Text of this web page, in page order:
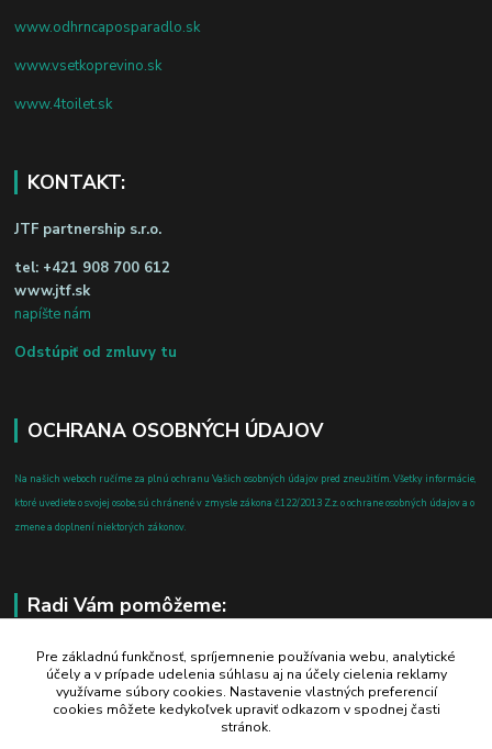
www.odhrncaposparadlo.sk
www.vsetkoprevino.sk
www.4toilet.sk
KONTAKT:
JTF partnership s.r.o.
tel: +421 908 700 612
www.jtf.sk
napíšte nám
Odstúpiť od zmluvy tu
OCHRANA OSOBNÝCH ÚDAJOV
Na našich weboch ručíme za plnú ochranu Vašich osobných údajov pred zneužitím. Všetky informácie,
ktoré uvediete o svojej osobe, sú chránené v zmysle zákona č.122/2013 Z.z. o ochrane osobných údajov a o
zmene a doplnení niektorých zákonov.
Radi Vám pomôžeme:
+421 908 700 612
po-pia: 8.00 - 16.00
business@jtf.sk
Pre základnú funkčnosť, spríjemnenie používania webu, analytické
účely a v prípade udelenia súhlasu aj na účely cielenia reklamy
využívame súbory cookies. Nastavenie vlastných preferencií
cookies môžete kedykoľvek upraviť odkazom v spodnej časti
stránok.